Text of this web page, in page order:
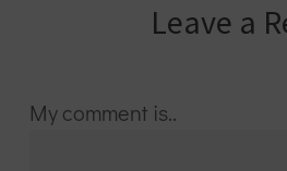
Leave a
My comment is..